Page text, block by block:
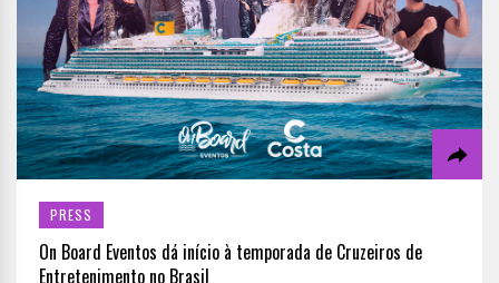
PRESS
On Board Eventos dá início à temporada de Cruzeiros de
Entretenimento no Brasil